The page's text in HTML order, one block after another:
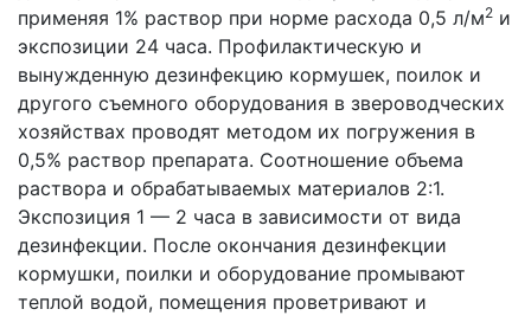
применяя 1% раствор при норме расхода 0,5 л/м2 и
экспозиции 24 часа. Профилактическую и
вынужденную дезинфекцию кормушек, поилок и
другого съемного оборудования в звероводческих
хозяйствах проводят методом их погружения в
0,5% раствор препарата. Соотношение объема
раствора и обрабатываемых материалов 2:1.
Экспозиция 1 — 2 часа в зависимости от вида
дезинфекции. После окончания дезинфекции
кормушки, поилки и оборудование промывают
теплой водой, помещения проветривают и